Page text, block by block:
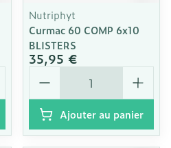
Nutriphyt
Curmac 60 COMP 6x10
BLISTERS
35,95 €
Quantité
Ajouter au panier